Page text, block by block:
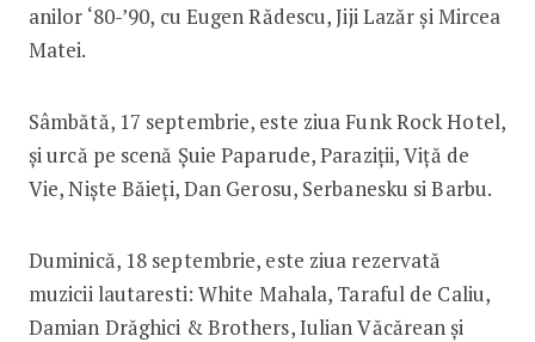
anilor ‘80-’90, cu Eugen Rădescu, Jiji Lazăr și Mircea
Matei.
Sâmbătă, 17 septembrie, este ziua Funk Rock Hotel,
și urcă pe scenă Șuie Paparude, Paraziții, Viță de
Vie, Niște Băieți, Dan Gerosu, Serbanesku si Barbu.
Duminică, 18 septembrie, este ziua rezervată
muzicii lautaresti: White Mahala, Taraful de Caliu,
Damian Drăghici & Brothers, Iulian Văcărean și